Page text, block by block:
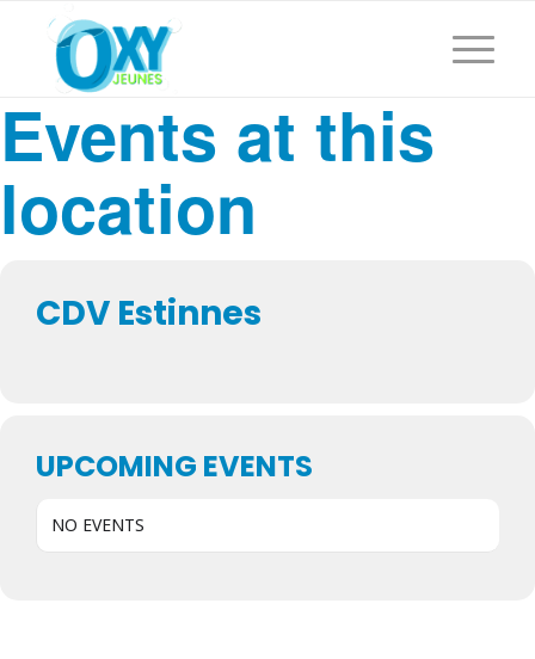
Events at this
location
CDV Estinnes
UPCOMING EVENTS
NO EVENTS